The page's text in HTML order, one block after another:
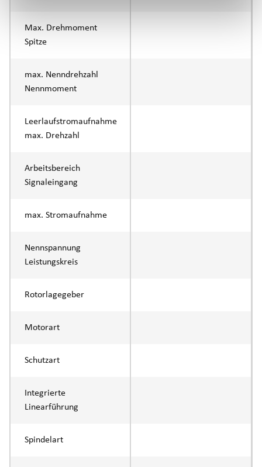
Max. Drehmoment
Spitze
max. Nenndrehzahl
Nennmoment
Leerlaufstromaufnahme
max. Drehzahl
Arbeitsbereich
Signaleingang
max. Stromaufnahme
Nennspannung
Leistungskreis
Rotorlagegeber
Motorart
Schutzart
Integrierte
Linearführung
Spindelart